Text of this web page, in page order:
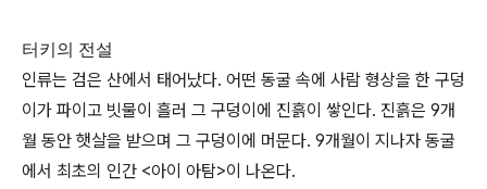
터키의 전설
인류는 검은 산에서 태어났다. 어떤 동굴 속에 사람 형상을 한 구덩
이가 파이고 빗물이 흘러 그 구덩이에 진흙이 쌓인다. 진흙은 9개
월 동안 햇살을 받으며 그 구덩이에 머문다. 9개월이 지나자 동굴
에서 최초의 인간 <아이 아탐>이 나온다.